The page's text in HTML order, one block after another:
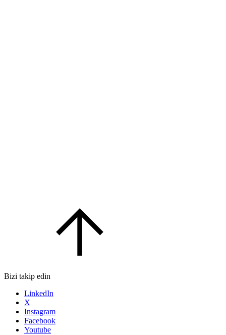
Bizi takip edin
LinkedIn
X
Instagram
Facebook
Youtube